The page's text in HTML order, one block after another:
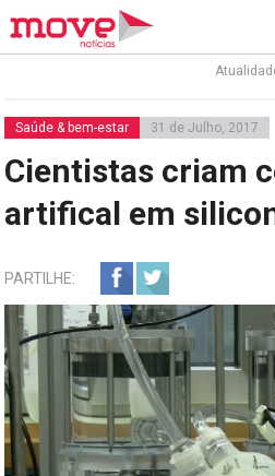
Atualidade
Saúde & bem-estar 31 de Julho, 2017
Cientistas criam
artifical em
PARTILHE: